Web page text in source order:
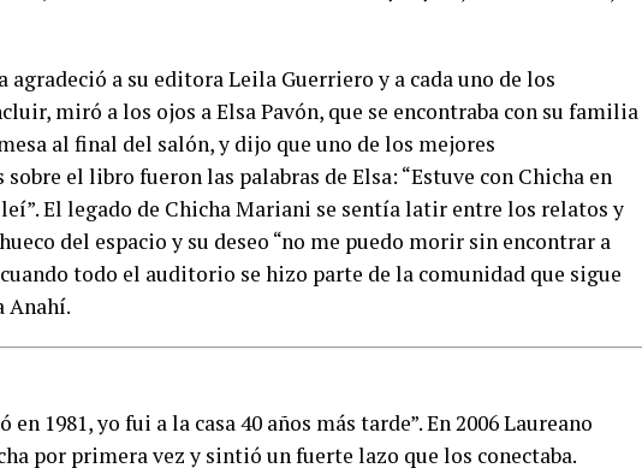
agradeció a su editora Leila Guerriero y a cada uno de los
miró a los ojos a Elsa Pavón, que se encontraba con su familia
al final del salón, y dijo que uno de los mejores
el libro fueron las palabras de Elsa: “Estuve con Chicha en
El legado de Chicha Mariani se sentía latir entre los relatos y
del espacio y su deseo “no me puedo morir sin encontrar a
todo el auditorio se hizo parte de la comunidad que sigue
Anahí.
en 1981, yo fui a la casa 40 años más tarde”. En 2006 Laureano
por primera vez y sintió un fuerte lazo que los conectaba.